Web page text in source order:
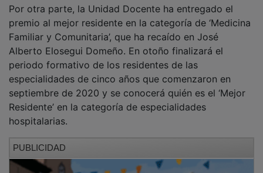
premio al mejor residente en la categoría de ‘Medicina
Familiar y Comunitaria’, que ha recaído en José
Alberto Elosegui Domeño. En otoño finalizará el
periodo formativo de los residentes de las
especialidades de cinco años que comenzaron en
septiembre de 2020 y se conocerá quién es el ‘Mejor
Residente’ en la categoría de especialidades
hospitalarias.